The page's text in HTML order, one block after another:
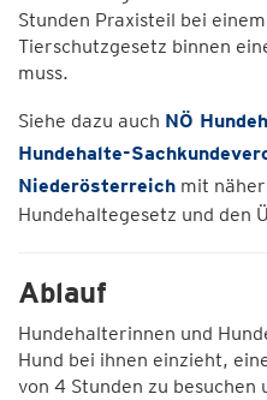
Stunden Praxisteil bei
Tierschutzgesetz binnen
muss.
Siehe dazu auch NÖ
Hundehalte-
Niederösterreich mit
Hundehaltegesetz und den
Ablauf
Hundehalterinnen und
Hund bei ihnen einzieht,
von 4 Stunden zu